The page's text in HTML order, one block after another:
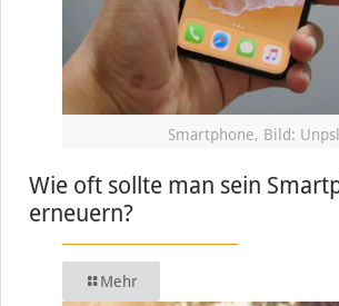
Smartphone, Bild:
Wie oft sollte man sein
erneuern?
Mehr